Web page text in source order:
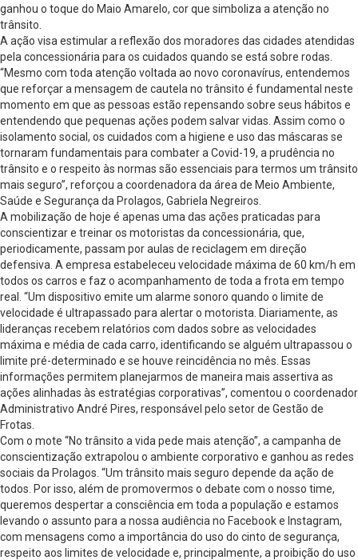
ganhou o toque do Maio Amarelo, cor que simboliza a atenção no
trânsito.
A ação visa estimular a reflexão dos moradores das cidades atendidas
pela concessionária para os cuidados quando se está sobre rodas.
“Mesmo com toda atenção voltada ao novo coronavírus, entendemos
que reforçar a mensagem de cautela no trânsito é fundamental neste
momento em que as pessoas estão repensando sobre seus hábitos e
entendendo que pequenas ações podem salvar vidas. Assim como o
isolamento social, os cuidados com a higiene e uso das máscaras se
tornaram fundamentais para combater a Covid-19, a prudência no
trânsito e o respeito às normas são essenciais para termos um trânsito
mais seguro”, reforçou a coordenadora da área de Meio Ambiente,
Saúde e Segurança da Prolagos, Gabriela Negreiros.
A mobilização de hoje é apenas uma das ações praticadas para
conscientizar e treinar os motoristas da concessionária, que,
periodicamente, passam por aulas de reciclagem em direção
defensiva. A empresa estabeleceu velocidade máxima de 60 km/h em
todos os carros e faz o acompanhamento de toda a frota em tempo
real. “Um dispositivo emite um alarme sonoro quando o limite de
velocidade é ultrapassado para alertar o motorista. Diariamente, as
lideranças recebem relatórios com dados sobre as velocidades
máxima e média de cada carro, identificando se alguém ultrapassou o
limite pré-determinado e se houve reincidência no mês. Essas
informações permitem planejarmos de maneira mais assertiva as
ações alinhadas às estratégias corporativas”, comentou o coordenador
Administrativo André Pires, responsável pelo setor de Gestão de
Frotas.
Com o mote “No trânsito a vida pede mais atenção”, a campanha de
conscientização extrapolou o ambiente corporativo e ganhou as redes
sociais da Prolagos. “Um trânsito mais seguro depende da ação de
todos. Por isso, além de promovermos o debate com o nosso time,
queremos despertar a consciência em toda a população e estamos
levando o assunto para a nossa audiência no Facebook e Instagram,
com mensagens como a importância do uso do cinto de segurança,
respeito aos limites de velocidade e, principalmente, a proibição do uso